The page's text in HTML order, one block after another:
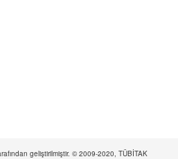
geliştirilmiştir. © 2009-2020, TÜBİTAK